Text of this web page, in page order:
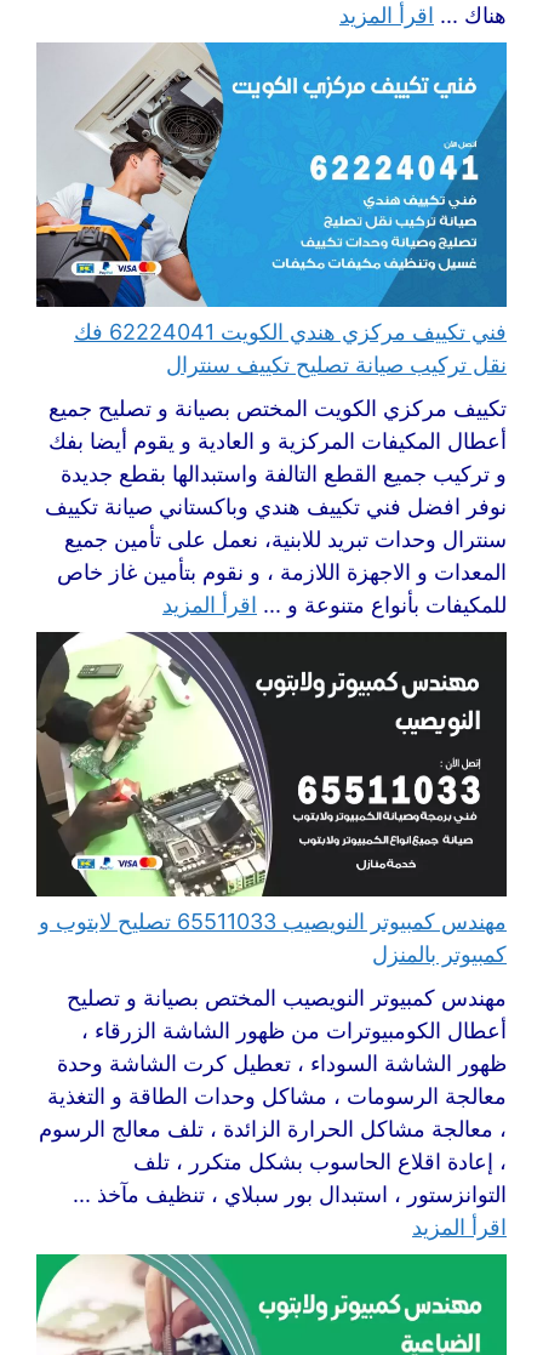
هناك ... اقرأ المزيد
فني تكييف مركزي هندي الكويت 62224041 فك
نقل تركيب صيانة تصليح تكييف سنترال
تكييف مركزي الكويت المختص بصيانة و تصليح جميع
أعطال المكيفات المركزية و العادية و يقوم أيضا بفك
و تركيب جميع القطع التالفة واستبدالها بقطع جديدة
نوفر افضل فني تكييف هندي وباكستاني صيانة تكييف
سنترال وحدات تبريد للابنية، نعمل على تأمين جميع
المعدات و الاجهزة اللازمة ، و نقوم بتأمين غاز خاص
للمكيفات بأنواع متنوعة و ... اقرأ المزيد
مهندس كمبيوتر النويصيب 65511033 تصليح لابتوب و
كمبيوتر بالمنزل
مهندس كمبيوتر النويصيب المختص بصيانة و تصليح
أعطال الكومبيوترات من ظهور الشاشة الزرقاء ،
ظهور الشاشة السوداء ، تعطيل كرت الشاشة وحدة
معالجة الرسومات ، مشاكل وحدات الطاقة و التغذية
، معالجة مشاكل الحرارة الزائدة ، تلف معالج الرسوم
، إعادة اقلاع الحاسوب بشكل متكرر ، تلف
التوانزستور ، استبدال بور سبلاي ، تنظيف مآخذ ...
اقرأ المزيد